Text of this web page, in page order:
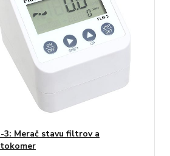
3: Merač stavu filtrov a